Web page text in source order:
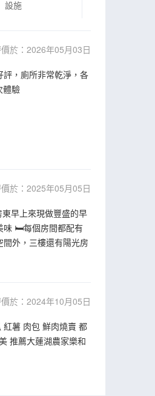
設施
於：2026年05月03日
，廁所非常乾淨，各
體驗
於：2025年05月05日
早上來現做豐盛的早
味 🛏每個房間都配有
外，三樓還有陽光房
於：2024年10月05日
薯 肉包 鮮肉燒賣 都
推薦大蓮湖農家樂和